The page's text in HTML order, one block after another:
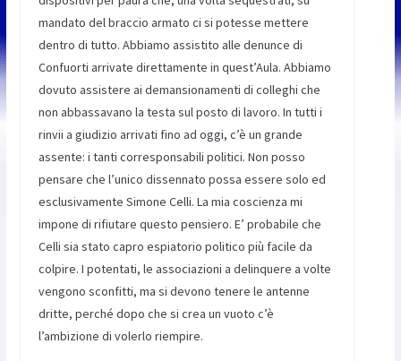
mandato del braccio armato ci si potesse mettere
dentro di tutto. Abbiamo assistito alle denunce di
Confuorti arrivate direttamente in quest’Aula. Abbiamo
dovuto assistere ai demansionamenti di colleghi che
non abbassavano la testa sul posto di lavoro. In tutti i
rinvii a giudizio arrivati fino ad oggi, c’è un grande
assente: i tanti corresponsabili politici. Non posso
pensare che l’unico dissennato possa essere solo ed
esclusivamente Simone Celli. La mia coscienza mi
impone di rifiutare questo pensiero. E’ probabile che
Celli sia stato capro espiatorio politico più facile da
colpire. I potentati, le associazioni a delinquere a volte
vengono sconfitti, ma si devono tenere le antenne
dritte, perché dopo che si crea un vuoto c’è
l’ambizione di volerlo riempire.